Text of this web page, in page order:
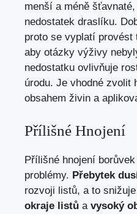
menší a méně
nedostatek draslíku.
proto se vyplatí
aby otázky výživy
nedostatku ovlivňuje
úrodu. Je vhodné zvolit
obsahem živin a
Přílišné Hnojení
Přílišné hnojení
problémy. Přebytek
rozvoji listů, a to
okraje listů a vysoký